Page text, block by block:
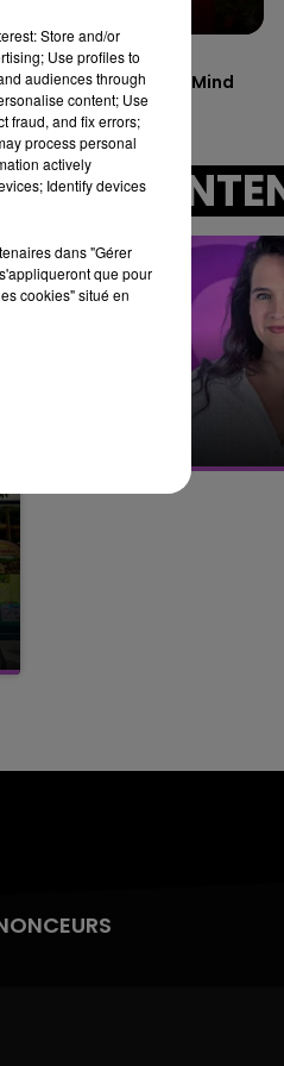
16h00 -
LE WEEK-END
One Track Mind
A
Store and/or
Use profiles to
audiences through
content; Use
fraud, and fix errors;
process personal
actively
Identify devices
dans "Gérer
que pour
cookies" situé en